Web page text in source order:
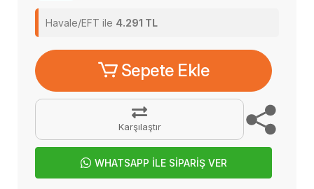
Havale/EFT ile 4.291 TL
Sepete Ekle
Karşılaştır
WHATSAPP İLE SİPARİŞ VER